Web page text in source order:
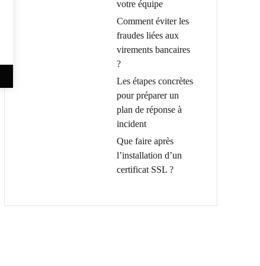
votre équipe
Comment éviter les
fraudes liées aux
virements bancaires
?
Les étapes concrètes
pour préparer un
plan de réponse à
incident
Que faire après
l’installation d’un
certificat SSL ?